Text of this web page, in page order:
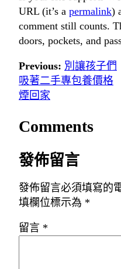
URL (it’s a permalink)
comment still counts.
doors, pockets, and
Previous: 別讓孩子們
吸著二手專包養價格
煙回家
Comments
發佈留言
發佈留言必須填寫的
填欄位標示為 *
留言 *